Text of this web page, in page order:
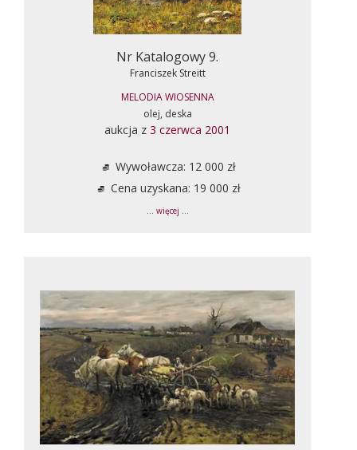
Nr Katalogowy 9.
Franciszek Streitt
MELODIA WIOSENNA
olej, deska
aukcja z 3 czerwca 2001
Wywoławcza: 12 000 zł
Cena uzyskana: 19 000 zł
... więcej ...